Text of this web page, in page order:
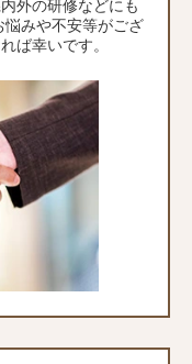
外の研修などにも
みや不安等がござ
ば幸いです。